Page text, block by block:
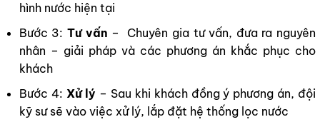
hình nước hiện tại
Bước 3: Tư vấn – Chuyên gia tư vấn, đưa ra nguyên
nhân – giải pháp và các phương án khắc phục cho
khách
Bước 4: Xử lý – Sau khi khách đồng ý phương án, đội
kỹ sư sẽ vào việc xử lý, lắp đặt hệ thống lọc nước